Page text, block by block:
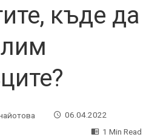
къде да
06.04.2022
1 Min Read